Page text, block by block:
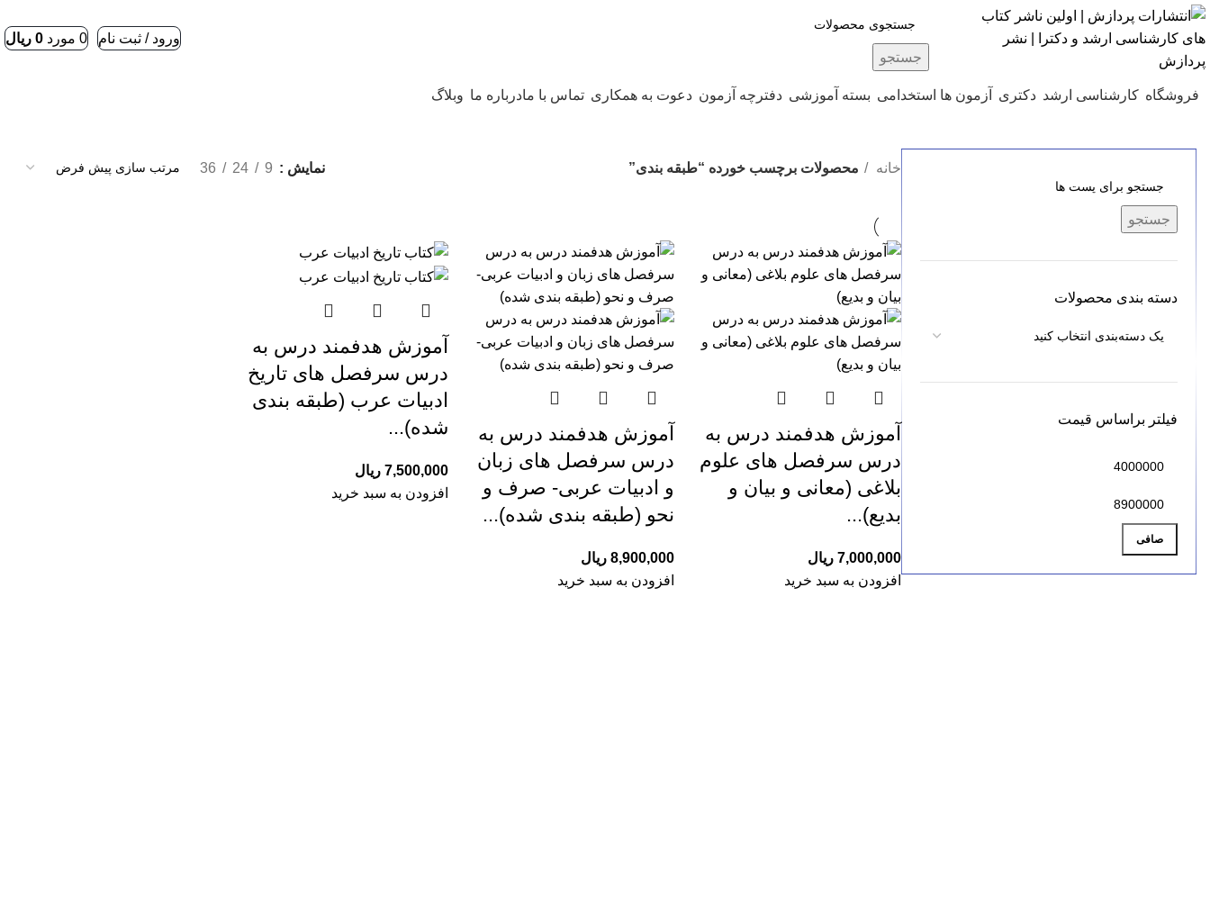
جستجو
ورود / ثبت نام 0 مورد 0 ریال
فروشگاه کارشناسی ارشد دکتری آزمون ها استخدامی بسته آموزشی دفترچه آزمون دعوت به همکاری تماس با مادرباره ما وبلاگ
جستجو
دسته بندی محصولات
فیلتر براساس قیمت
صافی
خانه محصولات برچسب خورده “طبقه بندی” نمایش 9
24
36
آموزش هدفمند درس به
درس سرفصل های علوم
بلاغی (معانی و بیان و
بدیع)...
7,000,000 ریال
افزودن به سبد خرید
آموزش هدفمند درس به
درس سرفصل های زبان
و ادبیات عربی- صرف و
نحو (طبقه بندی شده)...
8,900,000 ریال
افزودن به سبد خرید
آموزش هدفمند درس به
درس سرفصل های تاریخ
ادبیات عرب (طبقه بندی
شده)...
7,500,000 ریال
افزودن به سبد خرید